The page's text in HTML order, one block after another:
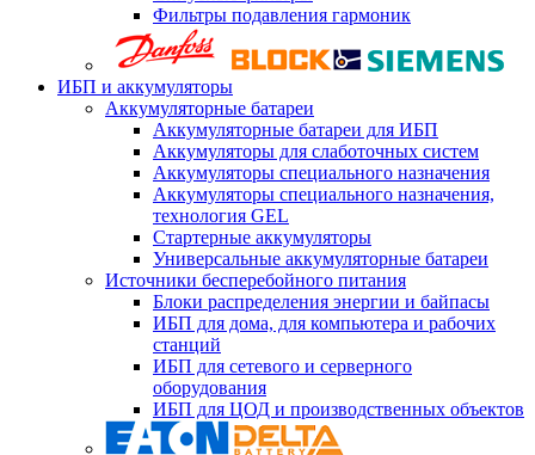
Фильтры подавления гармоник
ИБП и аккумуляторы
Аккумуляторные батареи
Аккумуляторные батареи для ИБП
Аккумуляторы для слаботочных систем
Аккумуляторы специального назначения
Аккумуляторы специального назначения,
технология GEL
Стартерные аккумуляторы
Универсальные аккумуляторные батареи
Источники бесперебойного питания
Блоки распределения энергии и байпасы
ИБП для дома, для компьютера и рабочих
станций
ИБП для сетевого и серверного
оборудования
ИБП для ЦОД и производственных объектов